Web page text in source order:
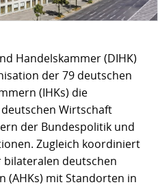
Handelskammer (DIHK)
der 79 deutschen
(IHKs) die
Wirtschaft
der Bundespolitik und
Zugleich koordiniert
bilateralen deutschen
(AHKs) mit Standorten in